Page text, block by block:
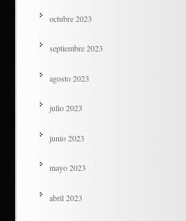
octubre 2023
septiembre 2023
agosto 2023
julio 2023
junio 2023
mayo 2023
abril 2023